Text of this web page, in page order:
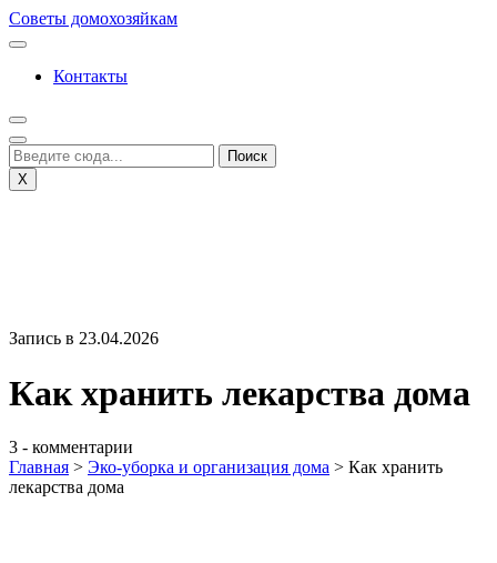
Перейти
к
Советы домохозяйкам
Контакты
X
Запись в 23.04.2026
Как хранить лекарства дома
3 - комментарии
Главная > Эко-уборка и организация дома > Как хранить
лекарства дома